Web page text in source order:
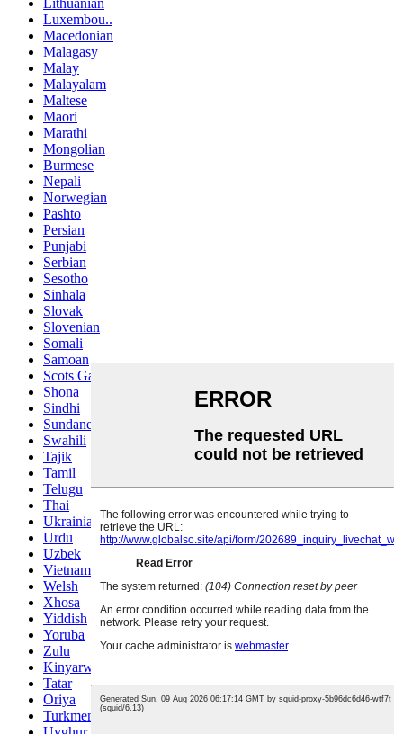
Lithuanian
Luxembou..
Macedonian
Malagasy
Malay
Malayalam
Maltese
Maori
Marathi
Mongolian
Burmese
Nepali
Norwegian
Pashto
Persian
Punjabi
Serbian
Sesotho
Sinhala
Slovak
Slovenian
Somali
Samoan
Scots Gaelic
Shona
Sindhi
Sundanese
Swahili
Tajik
Tamil
Telugu
Thai
Ukrainian
Urdu
Uzbek
Vietnamese
Welsh
Xhosa
Yiddish
Yoruba
Zulu
Kinyarwanda
Tatar
Oriya
Turkmen